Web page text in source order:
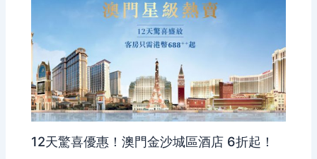
12天驚喜優惠！澳門金沙城區酒店 6折起！